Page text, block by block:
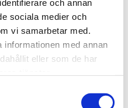
och annan
sociala medier och
vi samarbetar med.
med annan
eller som de har
iFi-Audio iPower ELITe